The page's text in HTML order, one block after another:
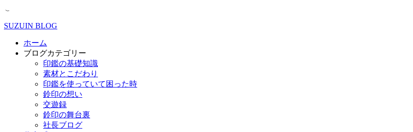
SUZUIN BLOG
ホーム
ブログカテゴリー
印鑑の基礎知識
素材とこだわり
印鑑を使っていて困った時
鈴印の想い
交遊録
鈴印の舞台裏
社長ブログ